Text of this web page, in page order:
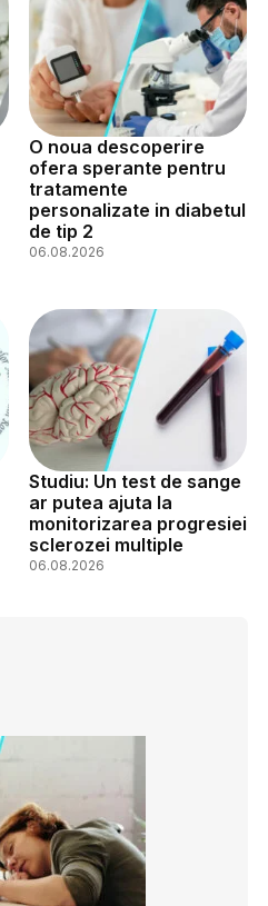
O noua descoperire
ofera sperante pentru
tratamente
personalizate in diabetul
de tip 2
06.08.2026
Studiu: Un test de sange
ar putea ajuta la
monitorizarea progresiei
sclerozei multiple
06.08.2026